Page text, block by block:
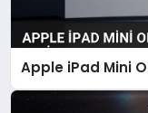
Apple iPad Mini